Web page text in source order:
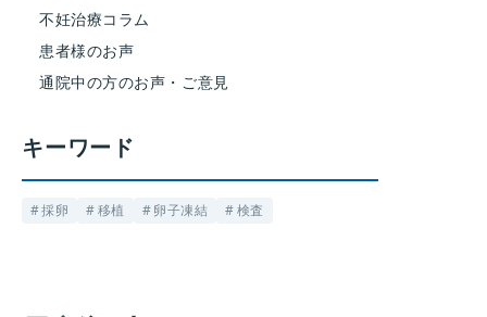
不妊治療コラム
患者様のお声
通院中の方のお声・ご意見
キーワード
採卵 移植 卵子凍結 検査